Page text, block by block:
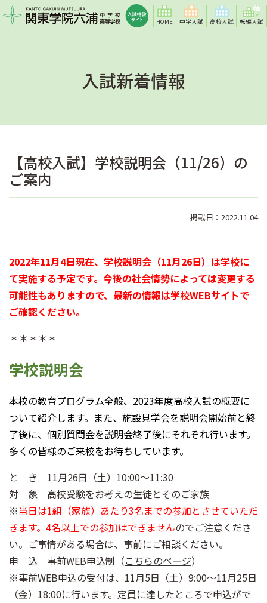
HOME 中学入試 高校入試 転編入試
入試新着情報
【高校入試】学校説明会（11/26）の
ご案内
掲載日：2022.11.04
2022年11月4日現在、学校説明会（11月26日）は学校に
て実施する予定です。今後の社会情勢によっては変更する
可能性もありますので、最新の情報は学校WEBサイトで
ご確認ください。
＊＊＊＊＊
学校説明会
本校の教育プログラム全般、2023年度高校入試の概要に
ついて紹介します。また、施設見学会を説明会開始前と終
了後に、個別質問会を説明会終了後にそれぞれ行います。
多くの皆様のご来校をお待ちしています。
と き 11月26日（土）10:00～11:30
対 象 高校受験をお考えの生徒とそのご家族
※当日は1組（家族）あたり3名までの参加とさせていただ
きます。4名以上での参加はできませんのでご注意くださ
い。ご事情がある場合は、事前にご相談ください。
申 込 事前WEB申込制（こちらのページ）
※事前WEB申込の受付は、11月5日（土）9:00～11月25日
（金）18:00に行います。定員に達したところで申込がで